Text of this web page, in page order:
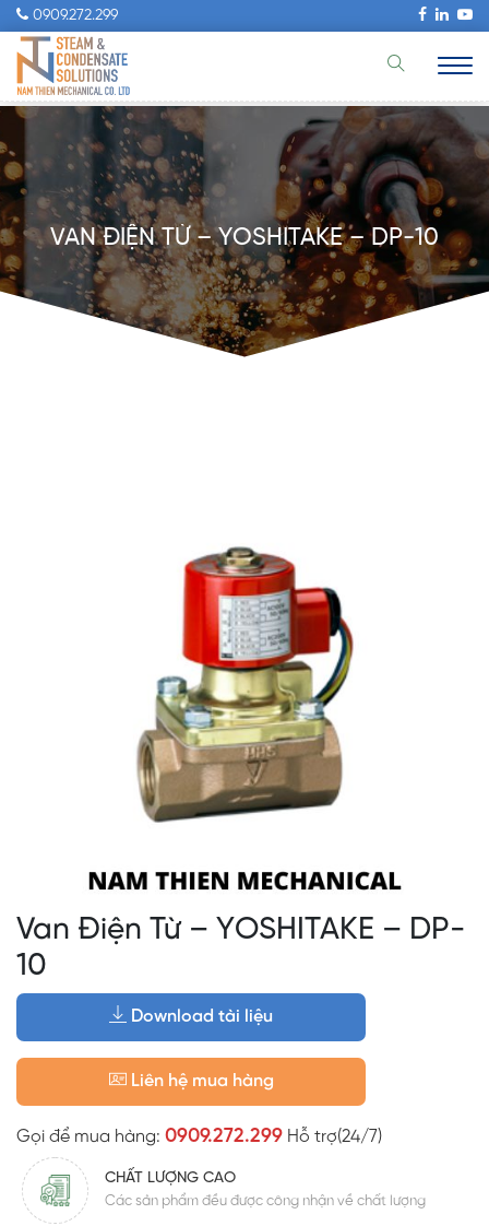
0909.272.299
VAN ĐIỆN TỪ – YOSHITAKE – DP-10
Van Điện Từ – YOSHITAKE – DP-
10
Download tài liệu
Liên hệ mua hàng
Gọi để mua hàng: 0909.272.299 Hỗ trợ(24/7)
CHẤT LƯỢNG CAO
Các sản phẩm đều được công nhận về chất lượng